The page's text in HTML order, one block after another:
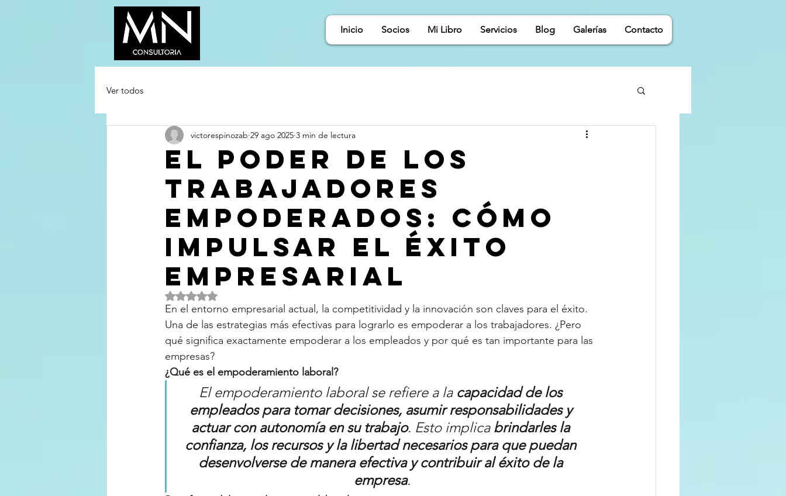
Inicio Socios Mi Libro Servicios Blog Galerías Contacto
Ver todos
EL PODER DE LOS
TRABAJADORES
EMPODERADOS: Cómo
impulsar el éxito
empresarial
victorespinozab 29 ago 2025 3 min de lectura
Obtuvo NaN de 5 estrellas.
En el entorno empresarial actual, la competitividad y la innovación son claves para el éxito.
Una de las estrategias más efectivas para lograrlo es empoderar a los trabajadores. ¿Pero
qué significa exactamente empoderar a los empleados y por qué es tan importante para las
empresas?
¿Qué es el empoderamiento laboral?
El empoderamiento laboral se refiere a la capacidad de los
empleados para tomar decisiones, asumir responsabilidades y
actuar con autonomía en su trabajo. Esto implica brindarles la
confianza, los recursos y la libertad necesarios para que puedan
desenvolverse de manera efectiva y contribuir al éxito de la
empresa.